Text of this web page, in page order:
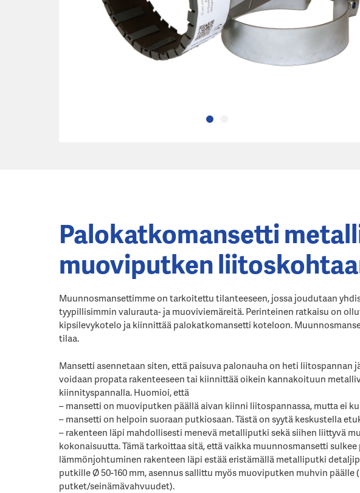
Palokatkomansetti
muoviputken
Muunnosmansettimme on tarkoitettu tilanteeseen, jossa joudutaan
tyypillisimmin valurauta- ja muoviviemäreitä. Perinteinen ratkaisu on
kipsilevykotelo ja kiinnittää palokatkomansetti koteloon.
tilaa.
Mansetti asennetaan siten, että paisuva palonauha on heti liitospannan
voidaan propata rakenteeseen tai kiinnittää oikein kannakoituun
kiinnityspannalla. Huomioi, että
– mansetti on muoviputken päällä aivan kiinni liitospannassa, mutta ei
– mansetti on helpoin suoraan putkiosaan. Tästä on syytä keskustella
– rakenteen läpi mahdollisesti menevä metalliputki sekä siihen liittyvä
kokonaisuutta. Tämä tarkoittaa sitä, että vaikka muunnosmansetti
lämmönjohtuminen rakenteen läpi estää eristämällä metalliputki
putkille Ø 50-160 mm, asennus sallittu myös muoviputken muhvin päälle
putket/seinämävahvuudet).